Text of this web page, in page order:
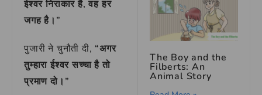
ईश्वर निराकार है, वह हर
जगह है।”
पुजारी ने चुनौती दी, “अगर
तुम्हारा ईश्वर सच्चा है तो
प्रमाण दो।”
The Boy and the
Filberts: An
Animal Story